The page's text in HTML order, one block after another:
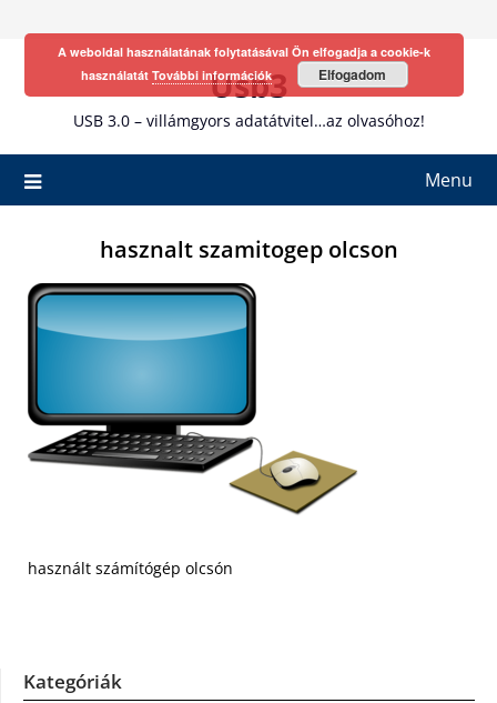
Usb3
USB 3.0 – villámgyors adatátvitel…az olvasóhoz!
Menu
hasznalt szamitogep olcson
használt számítógép olcsón
Kategóriák
A weboldal használatának folytatásával Ön elfogadja a cookie-k
használatát További információk Elfogadom